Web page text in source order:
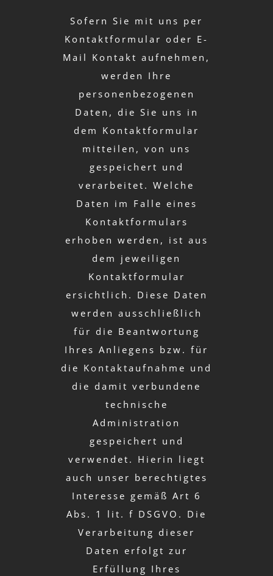
Sofern Sie mit uns per
Kontaktformular oder E-
Mail Kontakt aufnehmen,
werden Ihre
personenbezogenen
Daten, die Sie uns in
dem Kontaktformular
mitteilen, von uns
gespeichert und
verarbeitet. Welche
Daten im Falle eines
Kontaktformulars
erhoben werden, ist aus
dem jeweiligen
Kontaktformular
ersichtlich. Diese Daten
werden ausschließlich
für die Beantwortung
Ihres Anliegens bzw. für
die Kontaktaufnahme und
die damit verbundene
technische
Administration
gespeichert und
verwendet. Hierin liegt
auch unser berechtigtes
Interesse gemäß Art 6
Abs. 1 lit. f DSGVO. Die
Verarbeitung dieser
Daten erfolgt zur
Erfüllung Ihres